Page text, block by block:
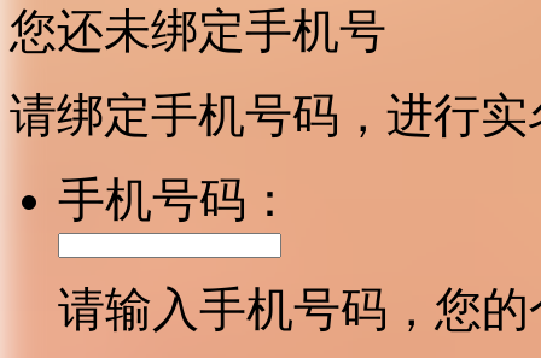
您还未绑定手机号
请绑定手机号码，进行
手机号码：
请输入手机号码，您